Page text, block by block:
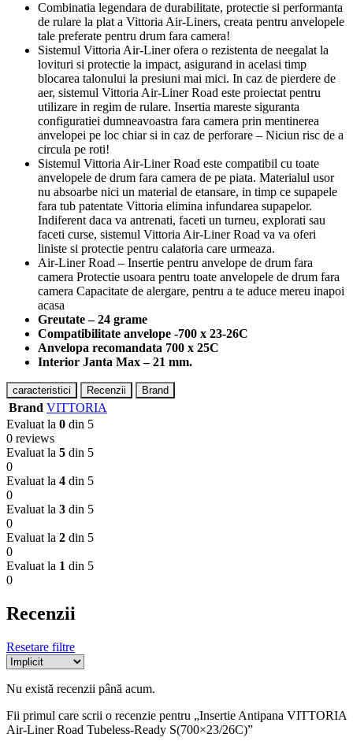
Combinatia legendara de durabilitate, protectie si performanta
de rulare la plat a Vittoria Air-Liners, creata pentru anvelopele
tale preferate pentru drum fara camera!
Sistemul Vittoria Air-Liner ofera o rezistenta de neegalat la
lovituri si protectie la impact, asigurand in acelasi timp
blocarea talonului la presiuni mai mici. In caz de pierdere de
aer, sistemul Vittoria Air-Liner Road este proiectat pentru
utilizare in regim de rulare. Insertia mareste siguranta
configuratiei dumneavoastra fara camera prin mentinerea
anvelopei pe loc chiar si in caz de perforare – Niciun risc de a
circula pe roti!
Sistemul Vittoria Air-Liner Road este compatibil cu toate
anvelopele de drum fara camera de pe piata. Materialul usor
nu absoarbe nici un material de etansare, in timp ce supapele
fara tub patentate Vittoria elimina infundarea supapelor.
Indiferent daca va antrenati, faceti un turneu, explorati sau
faceti curse, sistemul Vittoria Air-Liner Road va va oferi
liniste si protectie pentru calatoria care urmeaza.
Air-Liner Road – Insertie pentru anvelope de drum fara
camera Protectie usoara pentru toate anvelopele de drum fara
camera Capacitate de alergare, pentru a te aduce mereu inapoi
acasa
Greutate – 24 grame
Compatibilitate anvelope -700 x 23-26C
Anvelopa recomandata 700 x 25C
Interior Janta Max – 21 mm.
caracteristici Recenzii Brand
Brand VITTORIA
Evaluat la 0 din 5
0 reviews
Evaluat la 5 din 5
0
Evaluat la 4 din 5
0
Evaluat la 3 din 5
0
Evaluat la 2 din 5
0
Evaluat la 1 din 5
0
Recenzii
Resetare filtre
Nu există recenzii până acum.
Fii primul care scrii o recenzie pentru „Insertie Antipana VITTORIA
Air-Liner Road Tubeless-Ready S(700×23/26C)”